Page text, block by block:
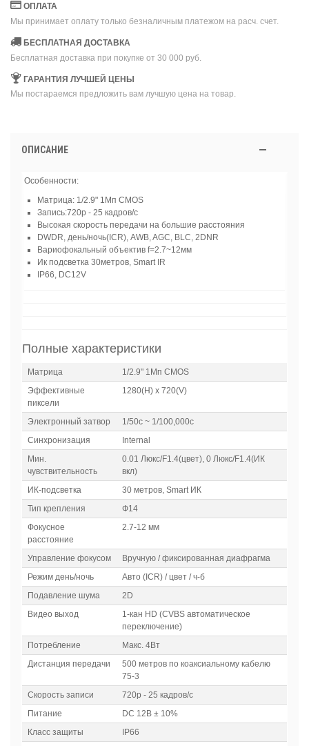
ОПЛАТА
Мы принимает оплату только безналичным платежом на расч. счет.
БЕСПЛАТНАЯ ДОСТАВКА
Бесплатная доставка при покупке от 30 000 руб.
ГАРАНТИЯ ЛУЧШЕЙ ЦЕНЫ
Мы постараемся предложить вам лучшую цена на товар.
ОПИСАНИЕ
Особенности:
Матрица: 1/2.9" 1Мп CMOS
Запись:720р - 25 кадров/с
Высокая скорость передачи на большие расстояния
DWDR, день/ночь(ICR), AWB, AGC, BLC, 2DNR
Вариофокальный объектив f=2.7~12мм
Ик подсветка 30метров, Smart IR
IP66, DC12V
Полные характеристики
Матрица
1/2.9" 1Мп CMOS
Эффективные
пиксели
1280(H) х 720(V)
Электронный затвор
1/50с ~ 1/100,000с
Синхронизация
Internal
Мин.
чувствительность
0.01 Люкс/F1.4(цвет), 0 Люкс/F1.4(ИК
вкл)
ИК-подсветка
30 метров, Smart ИК
Тип крепления
Ф14
Фокусное
расстояние
2.7-12 мм
Управление фокусом
Вручную / фиксированная диафрагма
Режим день/ночь
Авто (ICR) / цвет / ч-б
Подавление шума
2D
Видео выход
1-кан HD (CVBS автоматическое
переключение)
Потребление
Макс. 4Вт
Дистанция передачи
500 метров по коаксиальному кабелю
75-3
Скорость записи
720р - 25 кадров/с
Питание
DC 12В ± 10%
Класс защиты
IP66